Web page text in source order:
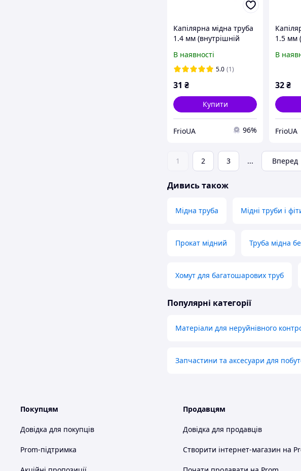
Капілярна мідна труба
1.4 мм (внутрішній
В наявності
5.0 (1)
31 ₴
Купити
FrioUA 96%
1.5 мм
В
32₴
FrioUA
1 2 3 ... Вперед
Дивись також
Мідна труба Мідні труби і
Прокат мідний Труба мідна
Хомут для багатошарових труб
Популярні категорії
Матеріали для неруйнівного
Запчастини та аксесуари для
Покупцям
Довідка для покупців
Prom-підтримка
Продавцям
Довідка для продавців
Створити інтернет-магазин на